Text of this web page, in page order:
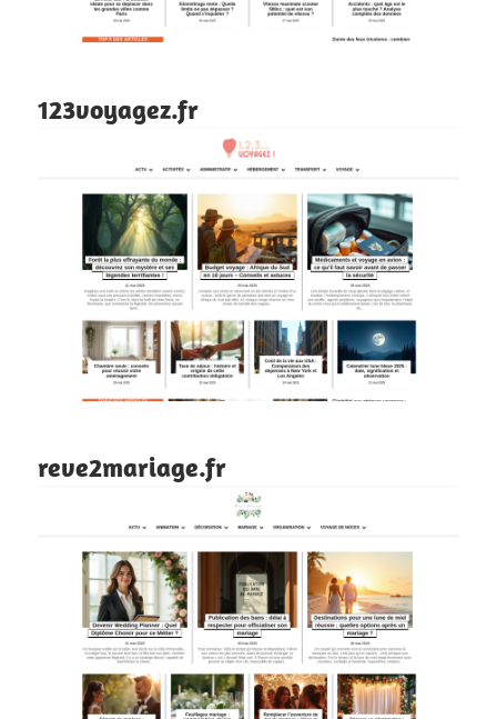
123voyagez.fr
reve2mariage.fr